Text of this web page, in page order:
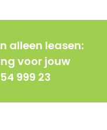
alleen leasen:
voor jouw
999 23